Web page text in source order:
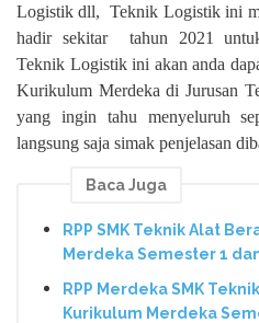
Logistik dll,
Teknik Logistik ini
hadir sekitar
tahun 2021
Teknik Logistik ini akan anda
Kurikulum Merdeka di Jurusan
yang ingin tahu menyeluruh
langsung saja simak penjelasan
Baca Juga
RPP SMK Teknik Alat
Merdeka Semester 1
RPP Merdeka SMK
Kurikulum Merdeka